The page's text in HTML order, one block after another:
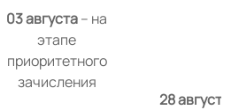
03 августа– на
этапе
приоритетного
зачисления
28 августа